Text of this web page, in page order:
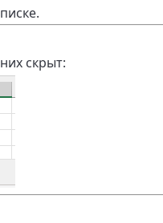
скрыт: